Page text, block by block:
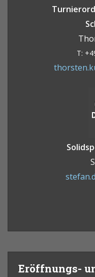
T:
Eröffnungs-